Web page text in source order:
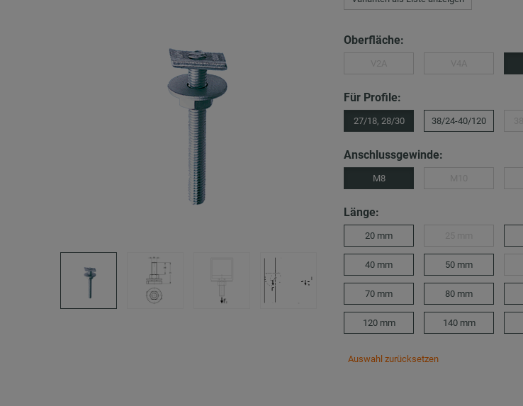
Oberfläche:
Für Profile:
27/18, 28/30 38/24-40/120
Anschlussgewinde:
M8
Länge:
20 mm
40 mm 50 mm
70 mm 80 mm
120 mm 140 mm
Auswahl zurücksetzen